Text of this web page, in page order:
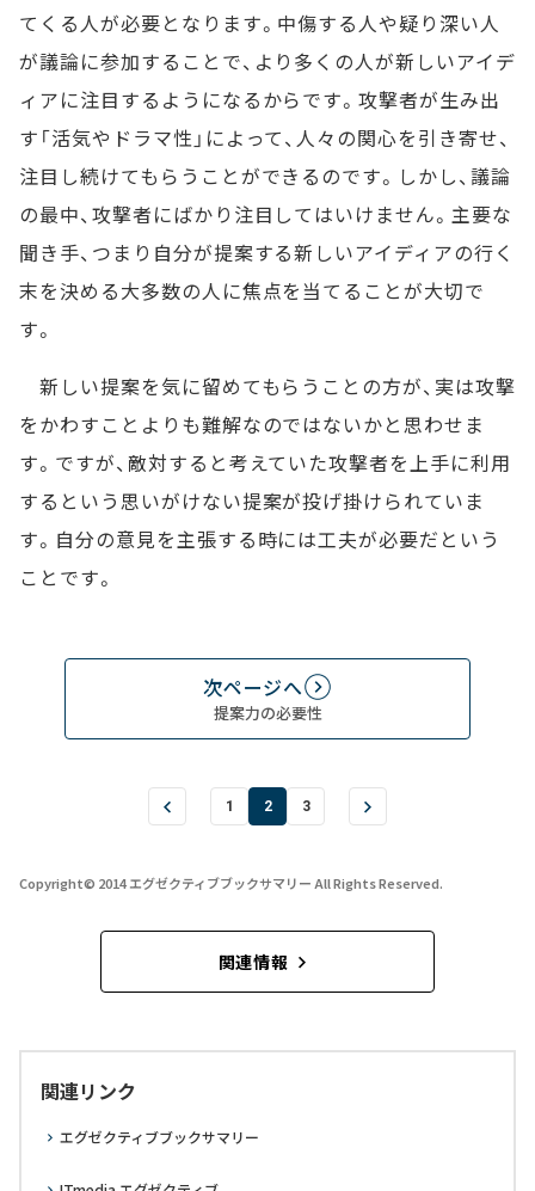
てくる人が必要となります。中傷する人や疑り深い人
が議論に参加することで、より多くの人が新しいアイデ
ィアに注目するようになるからです。攻撃者が生み出
す「活気やドラマ性」によって、人々の関心を引き寄せ、
注目し続けてもらうことができるのです。しかし、議論
の最中、攻撃者にばかり注目してはいけません。主要な
聞き手、つまり自分が提案する新しいアイディアの行く
末を決める大多数の人に焦点を当てることが大切で
す。
新しい提案を気に留めてもらうことの方が、実は攻撃
をかわすことよりも難解なのではないかと思わせま
す。ですが、敵対すると考えていた攻撃者を上手に利用
するという思いがけない提案が投げ掛けられていま
す。自分の意見を主張する時には工夫が必要だという
ことです。
次ページへ
提案力の必要性
1 2 3
Copyright© 2014 エグゼクティブブックサマリー All Rights Reserved.
関連情報
関連リンク
エグゼクティブブックサマリー